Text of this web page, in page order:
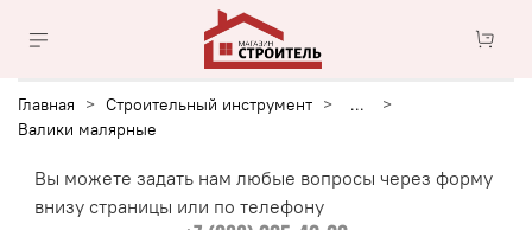
Главная Строительный инструмент
...
Валики малярные
Вы можете задать нам любые вопросы через форму
внизу страницы или по телефону